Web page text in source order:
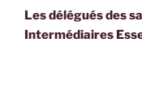
suivant
Les délégués des
Intermédiaires